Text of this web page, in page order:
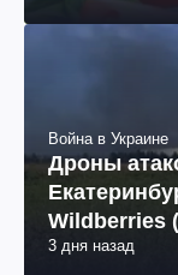
Война в Украине
Дроны
Wildberries
3 дня назад